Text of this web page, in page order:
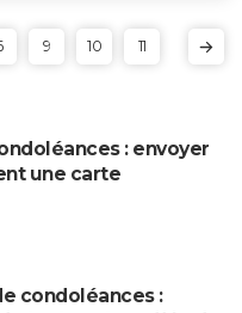
9 10 11
: envoyer
une carte
condoléances :